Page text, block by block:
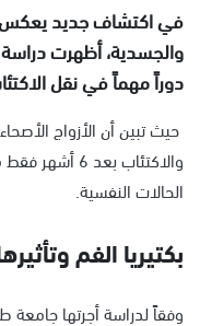
في اكتشاف جديد يعكس
والجسدية، أظهرت دراسة
دوراً مهماً في نقل
حيث تبين أن الأزواج
والاكتئاب
الحالات النفسية.
بكتيريا الفم